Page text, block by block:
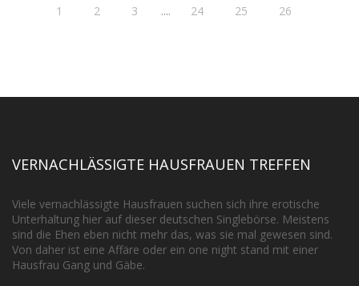
1 2 3 .... 24 25 26
VERNACHLÄSSIGTE HAUSFRAUEN TREFFEN
Viele vernachlässigte Hausfrauen suchen sich ihre erotische
Unterhaltung hier auf dieser deutschen Singlebörse. Meistens
sind die Ehen eben nicht mehr das, was sie mal gewesen sind.
Von daher ist eine Affäre oder ein one night stand mit einer
Hausfrau Gang und Gäbe.